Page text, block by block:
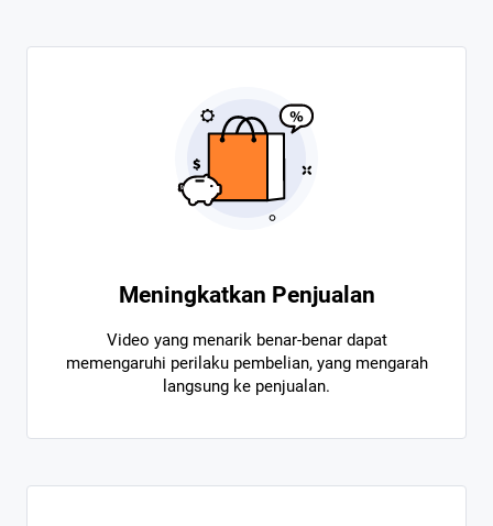
Meningkatkan Penjualan
Video yang menarik benar-benar dapat
memengaruhi perilaku pembelian, yang mengarah
langsung ke penjualan.